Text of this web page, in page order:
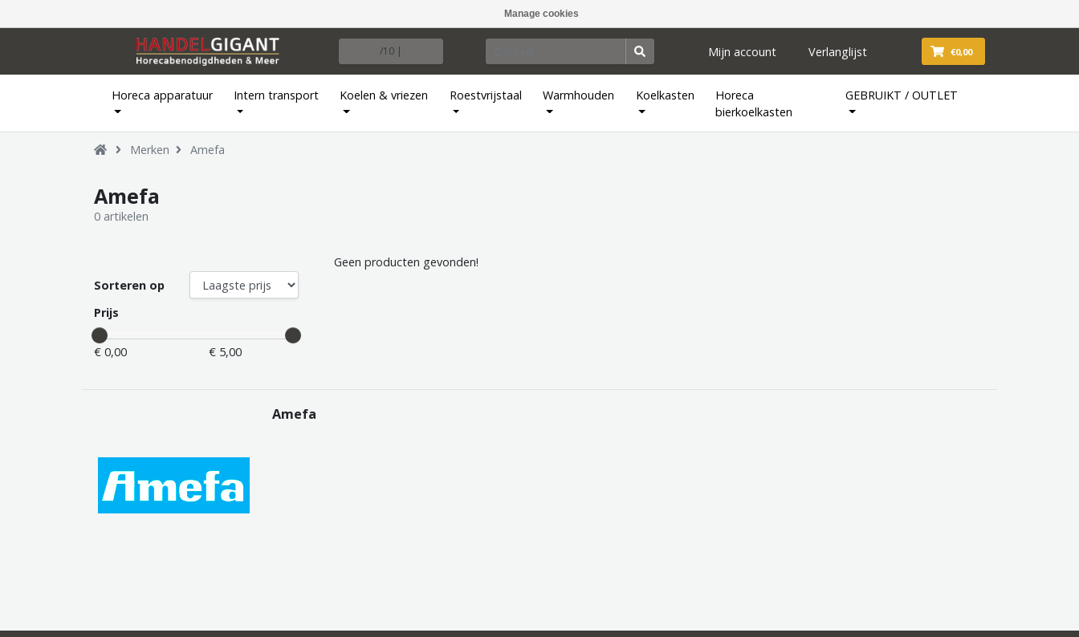
Manage cookies
/10 | Mijn account Verlanglijst €0,00
Horeca apparatuur Intern transport Koelen & vriezen Roestvrijstaal Warmhouden Koelkasten
Horeca
bierkoelkasten
GEBRUIKT / OUTLET
Merken Amefa
Amefa
0 artikelen
Sorteren op
Prijs
€ 0,00 € 5,00
Geen producten gevonden!
Amefa